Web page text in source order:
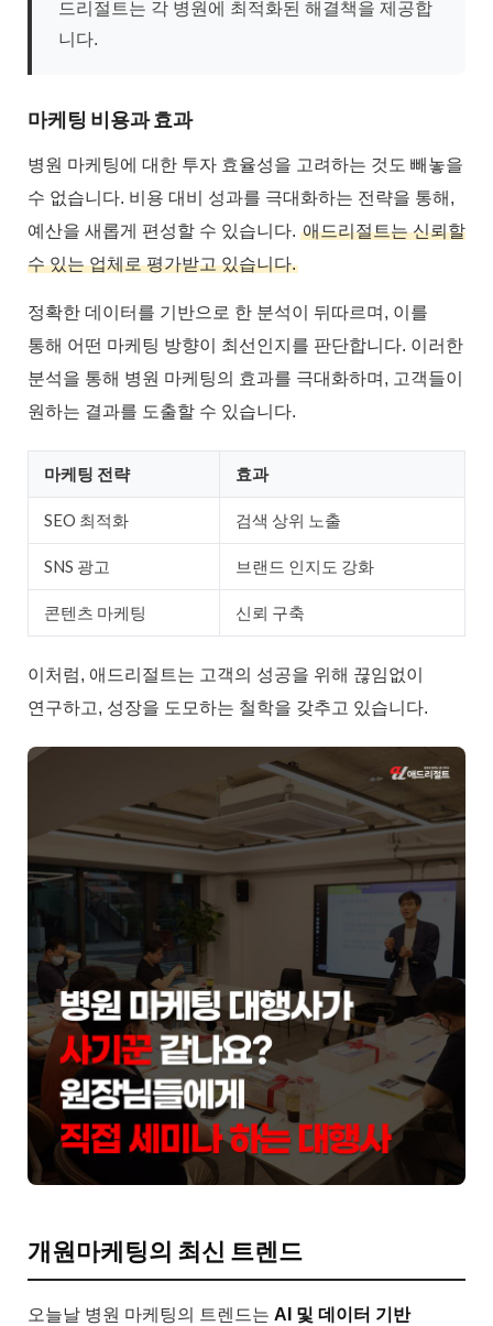
드리절트는 각 병원에 최적화된 해결책을 제공합
니다.
마케팅 비용과 효과
병원 마케팅에 대한 투자 효율성을 고려하는 것도 빼놓을
수 없습니다. 비용 대비 성과를 극대화하는 전략을 통해,
예산을 새롭게 편성할 수 있습니다. 애드리절트는 신뢰할
수 있는 업체로 평가받고 있습니다.
정확한 데이터를 기반으로 한 분석이 뒤따르며, 이를
통해 어떤 마케팅 방향이 최선인지를 판단합니다. 이러한
분석을 통해 병원 마케팅의 효과를 극대화하며, 고객들이
원하는 결과를 도출할 수 있습니다.
마케팅 전략 효과
SEO 최적화 검색 상위 노출
SNS 광고 브랜드 인지도 강화
콘텐츠 마케팅 신뢰 구축
이처럼, 애드리절트는 고객의 성공을 위해 끊임없이
연구하고, 성장을 도모하는 철학을 갖추고 있습니다.
개원마케팅의 최신 트렌드
오늘날 병원 마케팅의 트렌드는 AI 및 데이터 기반